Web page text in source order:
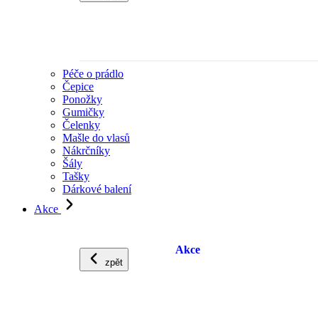
Péče o prádlo
Čepice
Ponožky
Gumičky
Čelenky
Mašle do vlasů
Nákrčníky
Šály
Tašky
Dárkové balení
Akce
zpět
Akce